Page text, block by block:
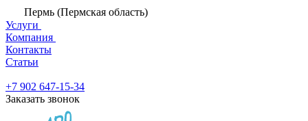
Пермь (Пермская область)
Услуги
Компания
Контакты
Статьи
+7 902 647-15-34
Заказать звонок